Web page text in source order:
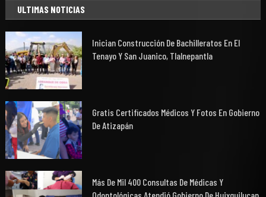
ULTIMAS NOTICIAS
Inician Construcción De Bachilleratos En El
Tenayo Y San Juanico, Tlalnepantla
Gratis Certificados Médicos Y Fotos En Gobierno
De Atizapán
Más De Mil 400 Consultas De Médicas Y
Odontológicas Atendió Gobierno De Huixquilucan